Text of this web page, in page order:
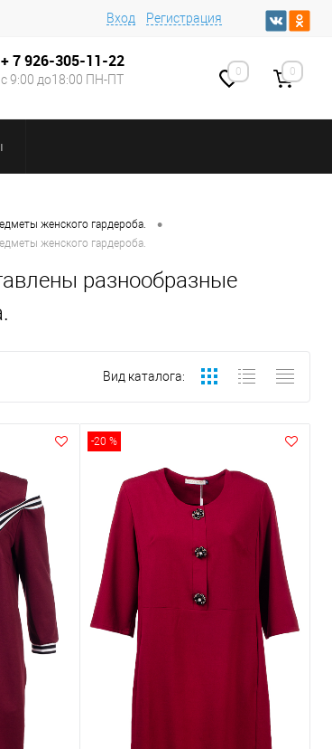
Вход Регистрация
+ 7926-305-11-22
с 9:00 до18:00 ПН-ПТ
0 0
женского гардероба. •
женского гардероба.
разнообразные
Вид каталога:
-20 %